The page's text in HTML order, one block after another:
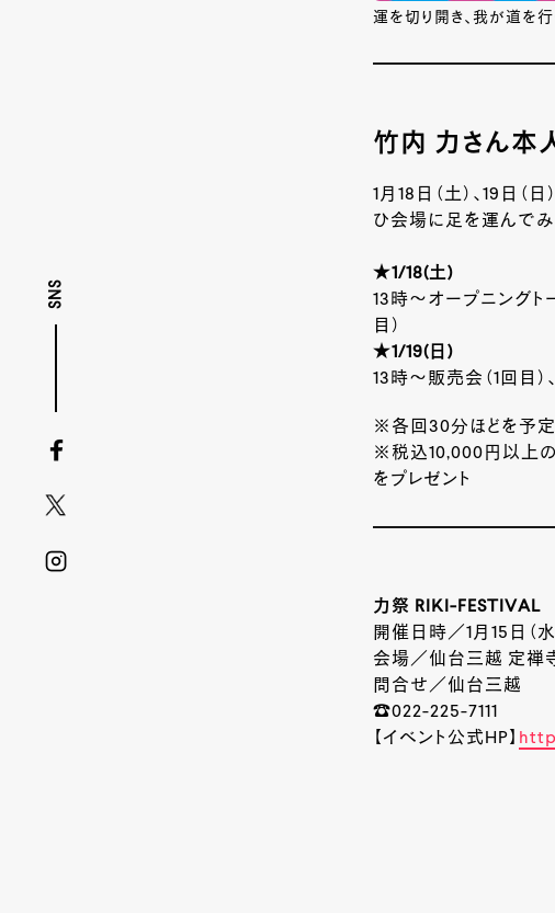
SNS
運を切り開き、我が道を行
竹内 力さん本
1月18日（土）、19日（
ひ会場に足を運んでみ
★1/18(土)
13時〜オープニングト
目）
★1/19(日)
13時〜販売会（1回目）
※各回30分ほどを予定
※税込10,000円以上
をプレゼント
力祭 RIKI-FESTIVAL
開催日時／1月15日（水
会場／仙台三越 定禅
問合せ／仙台三越
☎022-225-7111
【イベント公式HP】